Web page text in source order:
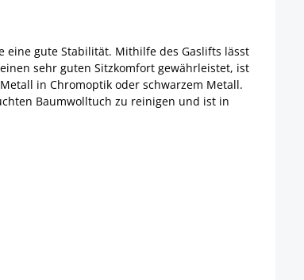
eine gute Stabilität. Mithilfe des Gaslifts lässt
sehr guten Sitzkomfort gewährleistet, ist
in Chromoptik oder schwarzem Metall.
Baumwolltuch zu reinigen und ist in